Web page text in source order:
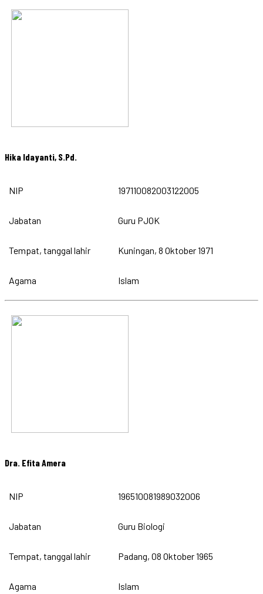
Hika Idayanti, S.Pd.
NIP 197110082003122005
Jabatan Guru PJOK
Tempat, tanggal lahir Kuningan, 8 Oktober 1971
Agama Islam
Dra. Efita Amera
NIP 196510081989032006
Jabatan Guru Biologi
Tempat, tanggal lahir Padang, 08 Oktober 1965
Agama Islam